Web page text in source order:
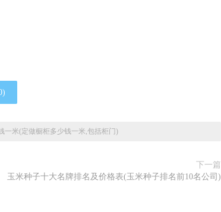
)
一米(定做橱柜多少钱一米,包括柜门)
下一篇
玉米种子十大名牌排名及价格表(玉米种子排名前10名公司)